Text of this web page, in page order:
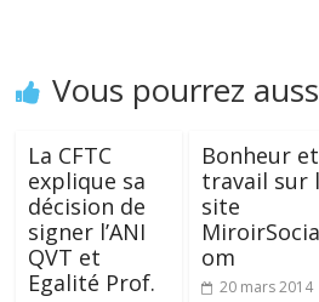
Vous pourrez
La CFTC
explique sa
décision de
signer l’ANI
QVT et
Egalité Prof.
Bonheur et
travail sur
site
om
20 mars 2014